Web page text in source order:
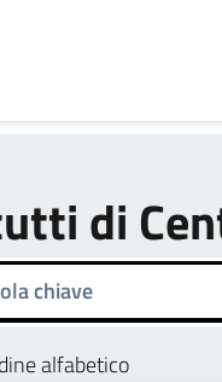
di
alfabetico